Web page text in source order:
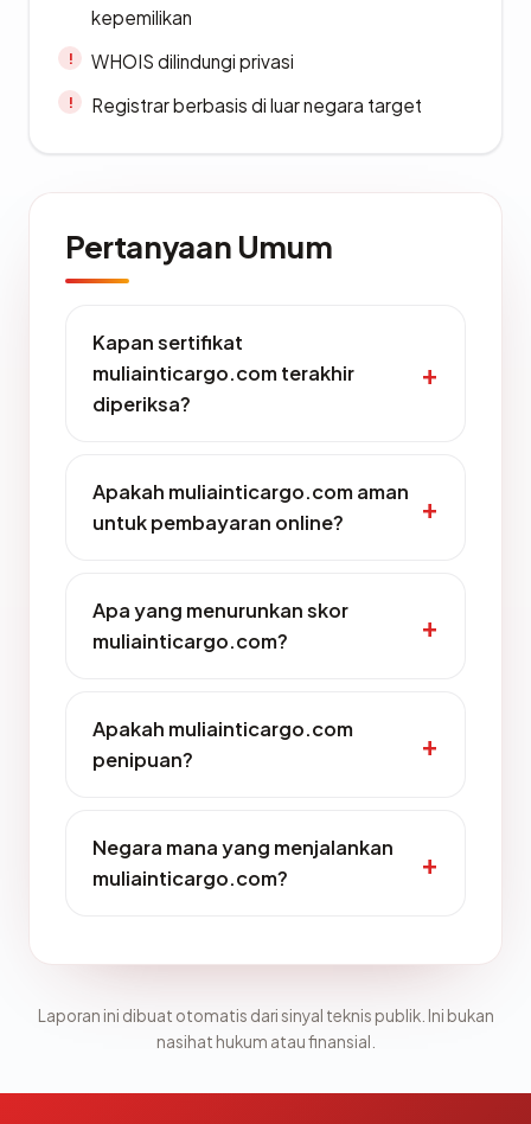
kepemilikan
WHOIS dilindungi privasi
Registrar berbasis di luar negara target
Pertanyaan Umum
Kapan sertifikat
muliainticargo.com terakhir
diperiksa?
Apakah muliainticargo.com aman
untuk pembayaran online?
Apa yang menurunkan skor
muliainticargo.com?
Apakah muliainticargo.com
penipuan?
Negara mana yang menjalankan
muliainticargo.com?
Laporan ini dibuat otomatis dari sinyal teknis publik. Ini bukan
nasihat hukum atau finansial.